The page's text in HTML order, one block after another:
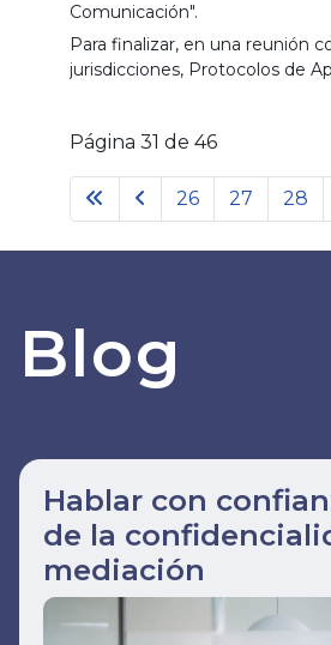
Comunicación".
Para finalizar, en una reunión
jurisdicciones, Protocolos de
Página 31 de 46
26 27 28
Blog
Hablar con
de la
mediación